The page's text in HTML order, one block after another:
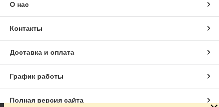
О нас
Контакты
Доставка и оплата
График работы
Полная версия сайта